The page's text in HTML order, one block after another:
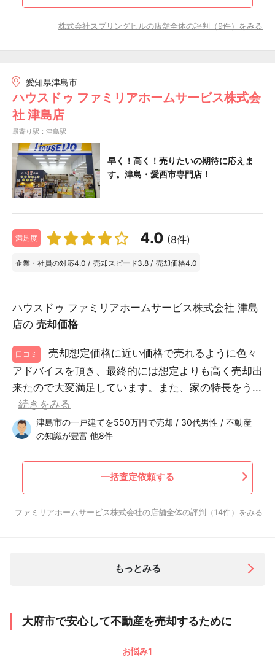
株式会社スプリングヒルの店舗全体の評判（9件）をみる
愛知県津島市
ハウスドゥ ファミリアホームサービス株式会
社 津島店
最寄り駅：津島駅
早く！高く！売りたいの期待に応えま
す。津島・愛西市専門店！
満足度 4.0 (8件)
企業・社員の対応4.0 / 売却スピード3.8 / 売却価格4.0
ハウスドゥ ファミリアホームサービス株式会社 津島
店の 売却価格
口コミ
売却想定価格に近い価格で売れるように色々
アドバイスを頂き、最終的には想定よりも高く売却出
来たので大変満足しています。また、家の特長をう...
続きをみる
津島市の一戸建てを550万円で売却 / 30代男性 / 不動産
の知識が豊富 他8件
一括査定依頼する
ファミリアホームサービス株式会社の店舗全体の評判（14件）をみる
もっとみる
大府市で安心して不動産を売却するために
お悩み1